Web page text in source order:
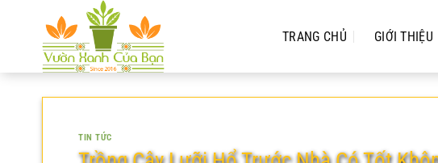
dung
TRANG CHỦ GIỚI THIỆU
TIN TỨC